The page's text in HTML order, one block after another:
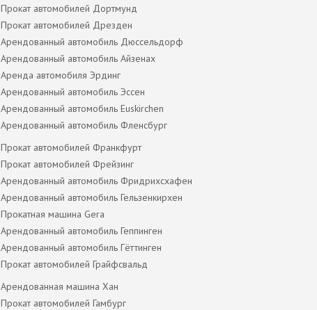
Прокат автомобилей Дортмунд
Прокат автомобилей Дрезден
Арендованный автомобиль Дюссельдорф
Арендованный автомобиль Айзенах
Аренда автомобиля Эрдинг
Арендованный автомобиль Эссен
Арендованный автомобиль Euskirchen
Арендованный автомобиль Фленсбург
Прокат автомобилей Франкфурт
Прокат автомобилей Фрейзинг
Арендованный автомобиль Фридрихсхафен
Арендованный автомобиль Гельзенкирхен
Прокатная машина Gera
Арендованный автомобиль Геппинген
Арендованный автомобиль Гёттинген
Прокат автомобилей Грайфсвальд
Арендованная машина Хан
Прокат автомобилей Гамбург